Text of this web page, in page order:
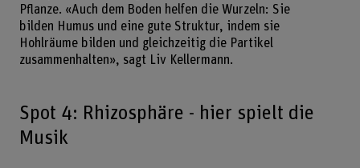
Pflanze. «Auch dem Boden helfen die Wurzeln: Sie
bilden Humus und eine gute Struktur, indem sie
Hohlräume bilden und gleichzeitig die Partikel
zusammenhalten», sagt Liv Kellermann.
Spot 4: Rhizosphäre - hier spielt die
Musik